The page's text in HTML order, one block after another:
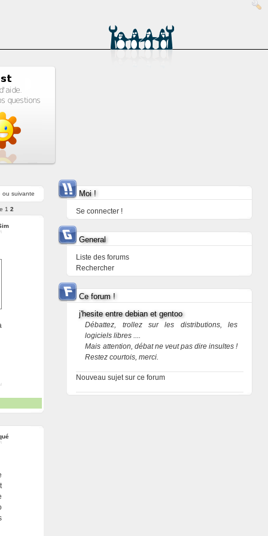
ou suivante
1 2
Moi !
Se connecter !
General
Liste des forums
Rechercher
Ce forum !
j'hesite entre debian et gentoo
Débattez, trollez sur les distributions, les
logiciels libres ....
Mais attention, débat ne veut pas dire insultes !
Restez courtois, merci.
Nouveau sujet sur ce forum